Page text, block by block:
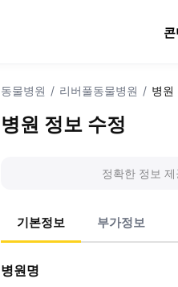
동물병원 / 리버풀동물병원 / 병원
병원 정보 수정
정확한 정보
기본정보 부가정보
병원명